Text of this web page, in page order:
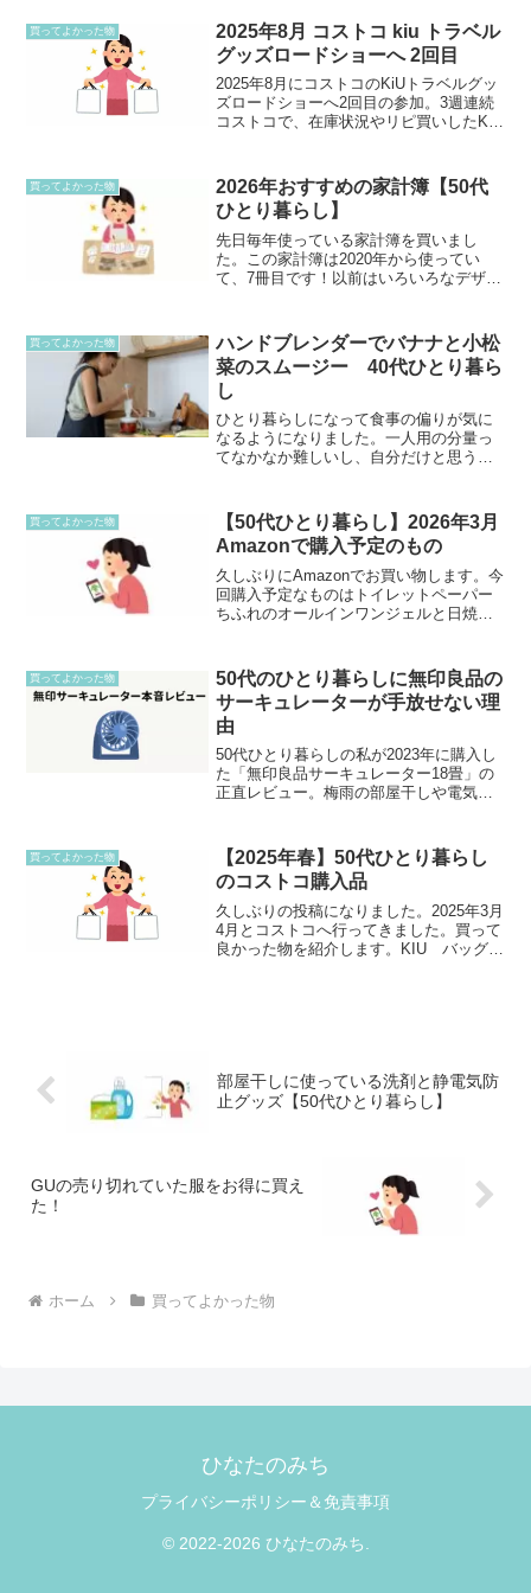
買ってよかった物
2025年8月 コストコ kiu トラベル
グッズロードショーへ 2回目
2025年8月にコストコのKiUトラベルグッ
ズロードショーへ2回目の参加。3週連続
コストコで、在庫状況やリピ買いしたKiU
買ってよかった物
2026年おすすめの家計簿【50代
ひとり暮らし】
先日毎年使っている家計簿を買いまし
た。この家計簿は2020年から使ってい
て、7冊目です！以前はいろいろなデザイ
く書きやすいわかりやすい自分の使いや
すいようにアレンジがで...
買ってよかった物
ハンドブレンダーでバナナと小松
菜のスムージー 40代ひとり暮ら
し
ひとり暮らしになって食事の偏りが気に
なるようになりました。一人用の分量っ
てなかなか難しいし、自分だけと思うと
かずになってしまうこともあります。鉄
分不足も気になるし、果...
買ってよかった物
【50代ひとり暮らし】2026年3月
Amazonで購入予定のもの
久しぶりにAmazonでお買い物します。今
回購入予定なものはトイレットペーパー
ちふれのオールインワンジェルと日焼け
最近はコストコのトイレットペーパーを
使っていま...
買ってよかった物
50代のひとり暮らしに無印良品の
サーキュレーターが手放せない理
由
50代ひとり暮らしの私が2023年に購入し
た「無印良品サーキュレーター18畳」の
正直レビュー。梅雨の部屋干しや電気代
メリットまでリアルな本音を綴ります。
買ってよかった物
【2025年春】50代ひとり暮らし
のコストコ購入品
久しぶりの投稿になりました。2025年3月
4月とコストコへ行ってきました。買って
良かった物を紹介します。KIU バッグお
部屋干しに使っている洗剤と静電気防
止グッズ【50代ひとり暮らし】
GUの売り切れていた服をお得に買え
た！
ホーム 買ってよかった物
ひなたのみち
プライバシーポリシー＆免責事項
© 2022-2026 ひなたのみち.